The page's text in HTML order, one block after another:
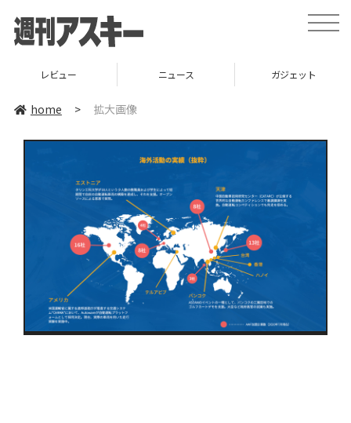
toggle
レビュー ニュース ガジェット
home > 拡大画像